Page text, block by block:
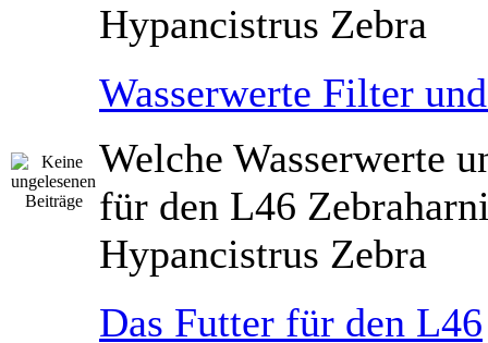
Hypancistrus Zebra
Wasserwerte Filter
Welche Wasserwerte
für den L46
Hypancistrus Zebra
Das Futter für den L46